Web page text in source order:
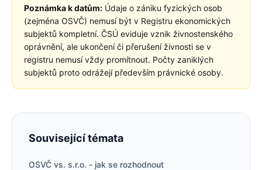
Poznámka k datům: Údaje o zániku fyzických osob
(zejména OSVČ) nemusí být v Registru ekonomických
subjektů kompletní. ČSÚ eviduje vznik živnostenského
oprávnění, ale ukončení či přerušení živnosti se v
registru nemusí vždy promítnout. Počty zaniklých
subjektů proto odrážejí především právnické osoby.
Související témata
OSVČ vs. s.r.o. - jak se rozhodnout